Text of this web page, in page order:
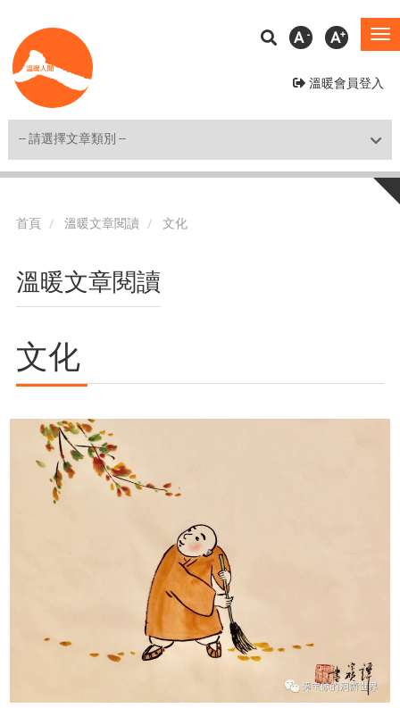
至
主
溫暖會員登入
A A
Shortcut
首頁 溫暖文章閱讀 文化
溫暖文章閱讀
文化